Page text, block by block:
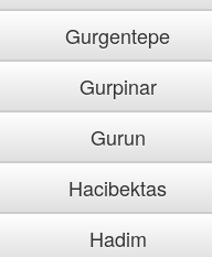
Gurgentepe
Gurpinar
Gurun
Hacibektas
Hadim